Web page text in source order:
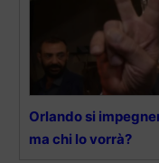
Orlando si
ma chi lo vorrà?